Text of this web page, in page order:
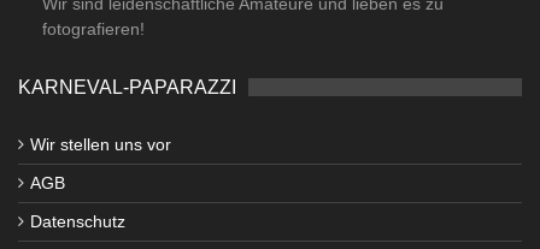
Wir sind leidenschaftliche Amateure und lieben es zu
fotografieren!
KARNEVAL-PAPARAZZI
Wir stellen uns vor
AGB
Datenschutz